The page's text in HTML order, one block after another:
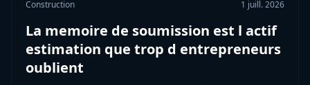
Construction 1 juill. 2026
La memoire de soumission est l actif
estimation que trop d entrepreneurs
oublient